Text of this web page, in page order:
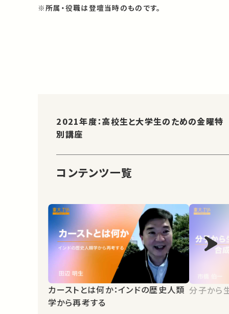
※所属・役職は登壇当時のものです。
2021年度：高校生と大学生のための金曜特
別講座
コンテンツ一覧
カーストとは何か：インドの歴史人類
学から再考する
分子から